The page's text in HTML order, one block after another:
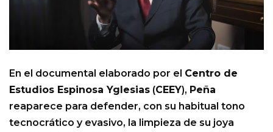
En el documental elaborado por el Centro de
Estudios Espinosa Yglesias (CEEY), Peña
reaparece para defender, con su habitual tono
tecnocrático y evasivo, la limpieza de su joya